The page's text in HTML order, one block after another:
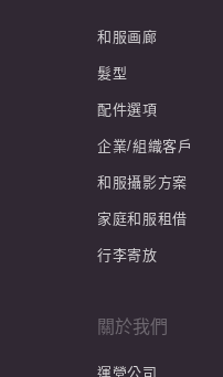
和服画廊
髮型
配件選項
企業/組織客戶
和服攝影方案
家庭和服租借
行李寄放
關於我們
運營公司